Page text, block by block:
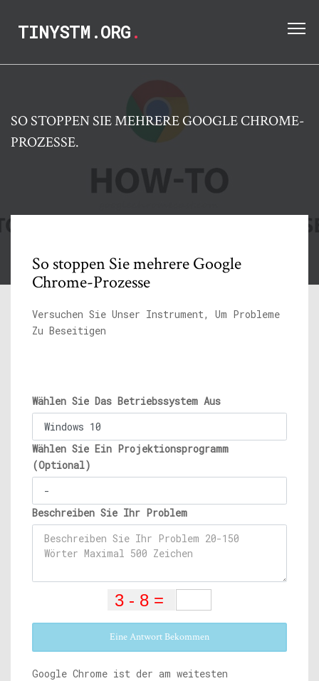
TINYSTM.ORG.
SO STOPPEN SIE MEHRERE GOOGLE CHROME-
PROZESSE.
So stoppen Sie mehrere Google
Chrome-Prozesse
Versuchen Sie Unser Instrument, Um Probleme
Zu Beseitigen
Wählen Sie Das Betriebssystem Aus
Wählen Sie Ein Projektionsprogramm
(Optional)
Beschreiben Sie Ihr Problem
Eine Antwort Bekommen
Google Chrome ist der am weitesten